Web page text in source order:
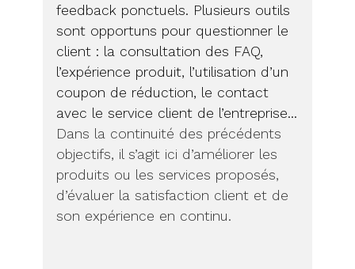
feedback ponctuels. Plusieurs outils
sont opportuns pour questionner le
client : la consultation des FAQ,
l’expérience produit, l’utilisation d’un
coupon de réduction, le contact
avec le service client de l’entreprise…
Dans la continuité des précédents
objectifs, il s’agit ici d’améliorer les
produits ou les services proposés,
d’évaluer la satisfaction client et de
son expérience en continu.